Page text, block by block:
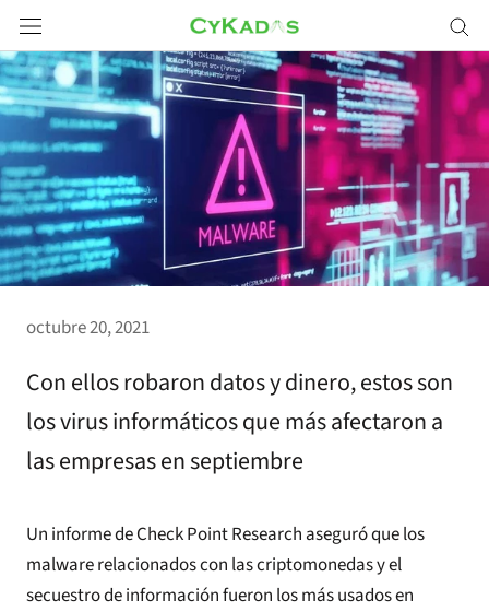
Saltar
a
contenido
octubre 20, 2021
Con ellos robaron datos y dinero, estos son
los virus informáticos que más afectaron a
las empresas en septiembre
Un informe de Check Point Research aseguró que los
malware relacionados con las criptomonedas y el
secuestro de información fueron los más usados en